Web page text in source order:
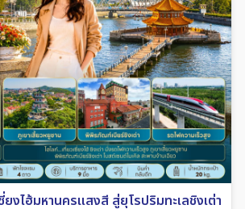
ยงไฮ้มหานครแสงสี สู่ยุโรปริมทะเลชิงเต่า